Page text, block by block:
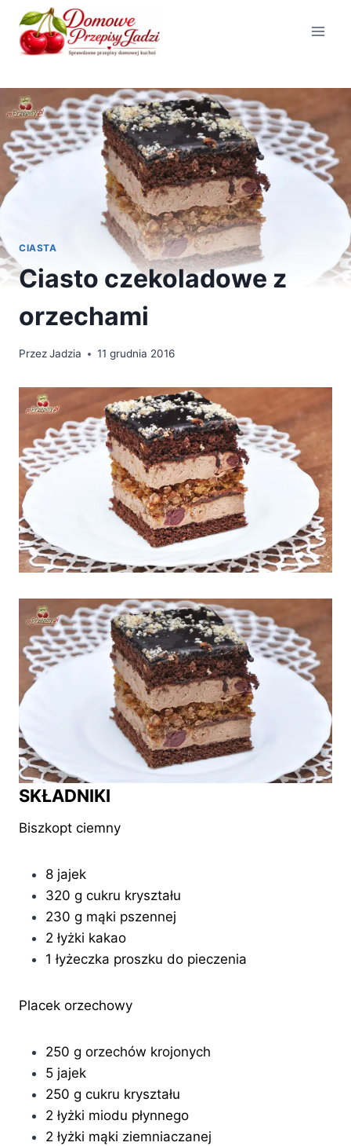
Przejdź
treści
CIASTA
Ciasto czekoladowe z
orzechami
PrzezJadzia 11 grudnia 2016
SKŁADNIKI
Biszkopt ciemny
8 jajek
320 g cukru kryształu
230 g mąki pszennej
2 łyżki kakao
1 łyżeczka proszku do pieczenia
Placek orzechowy
250 g orzechów krojonych
5 jajek
250 g cukru kryształu
2 łyżki miodu płynnego
2 łyżki mąki ziemniaczanej